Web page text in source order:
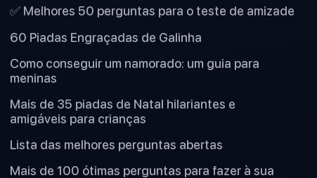
✅ Melhores 50 perguntas para o teste de amizade
60 Piadas Engraçadas de Galinha
Como conseguir um namorado: um guia para
meninas
Mais de 35 piadas de Natal hilariantes e
amigáveis para crianças
Lista das melhores perguntas abertas
Mais de 100 ótimas perguntas para fazer à sua